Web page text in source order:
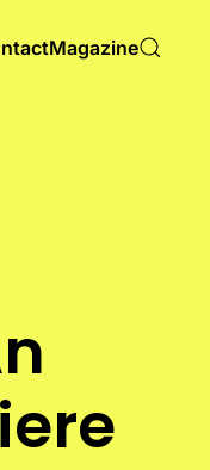
Magazine